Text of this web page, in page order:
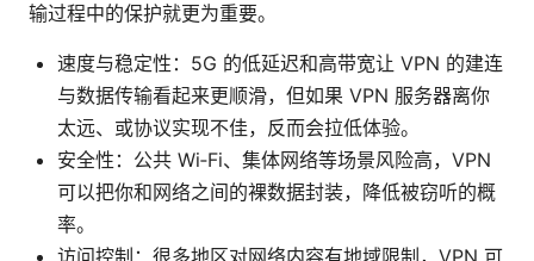
输过程中的保护就更为重要。
速度与稳定性：5G 的低延迟和高带宽让 VPN 的建连
与数据传输看起来更顺滑，但如果 VPN 服务器离你
太远、或协议实现不佳，反而会拉低体验。
安全性：公共 Wi‑Fi、集体网络等场景风险高，VPN
可以把你和网络之间的裸数据封装，降低被窃听的概
率。